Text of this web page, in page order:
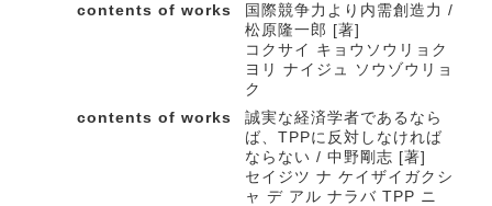
contents of works
国際競争力より内需創造力 /
松原隆一郎 [著]
コクサイ キョウソウリョク
ヨリ ナイジュ ソウゾウリョ
ク
contents of works
誠実な経済学者であるなら
ば、TPPに反対しなければ
ならない / 中野剛志 [著]
セイジツ ナ ケイザイガクシ
ャ デ アル ナラバ TPP ニ